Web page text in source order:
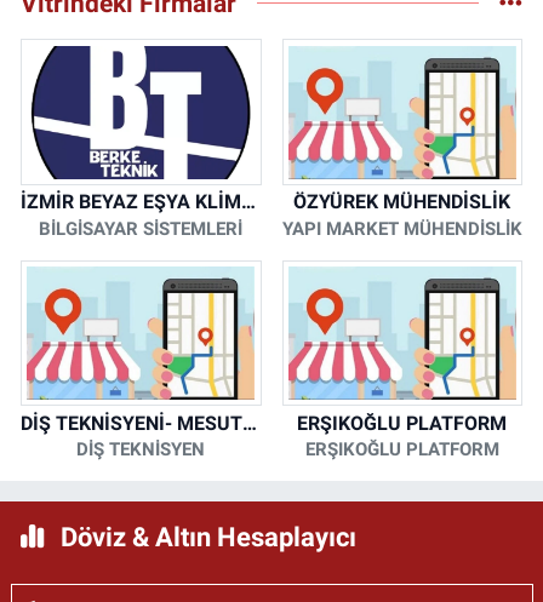
İZMİR BEYAZ EŞYA KLİMA KOMBİ SERVİSİ
BİLGİSAYAR SİSTEMLERİ
ÖZYÜREK MÜHENDİSLİK
YAPI MARKET MÜHENDİSLİK
DİŞ TEKNİSYENİ- MESUT KORKMAZ
DİŞ TEKNİSYEN
ERŞIKOĞLU PLATFORM
ERŞIKOĞLU PLATFORM
Döviz & Altın Hesaplayıcı